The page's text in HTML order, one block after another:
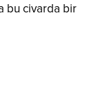
bu civarda bir